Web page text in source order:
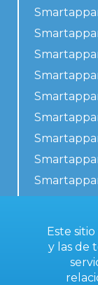
Contacta
Este
y las de